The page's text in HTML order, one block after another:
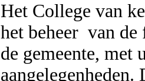
Het College van
het beheer van de
de gemeente, met